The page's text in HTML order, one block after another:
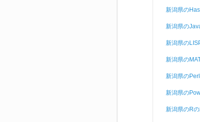
新潟県の
新潟県の
新潟県の
新潟県の
新潟県の
新潟県の
新潟県のRの